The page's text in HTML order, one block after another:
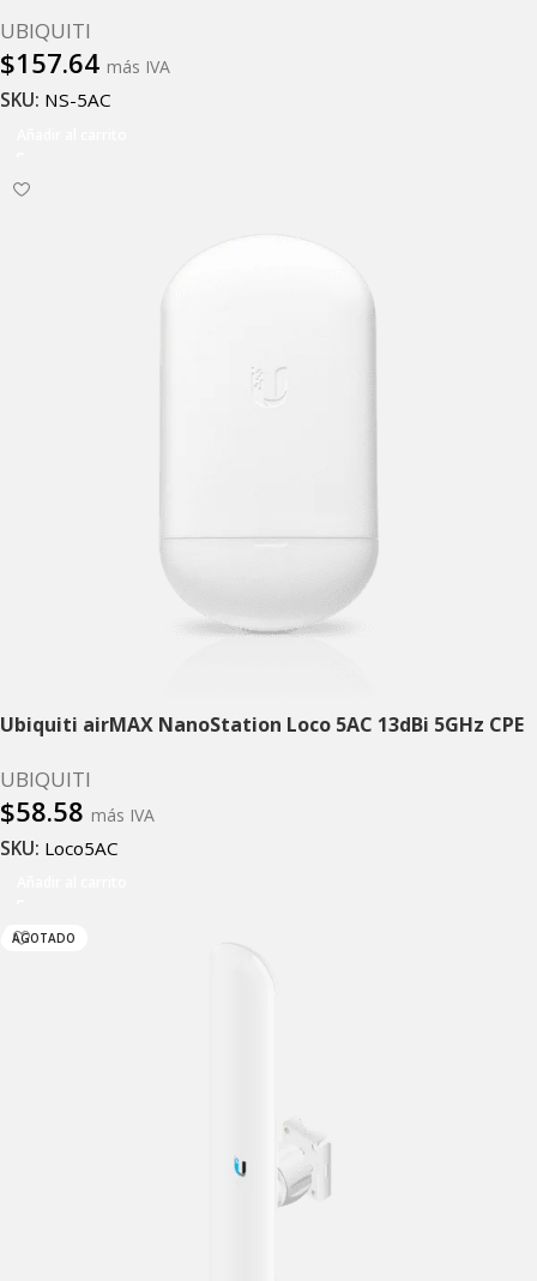
UBIQUITI
$157.64 más IVA
SKU: NS-5AC
Ubiquiti airMAX NanoStation Loco 5AC 13dBi 5GHz CPE
UBIQUITI
$58.58 más IVA
SKU: Loco5AC
AGOTADO